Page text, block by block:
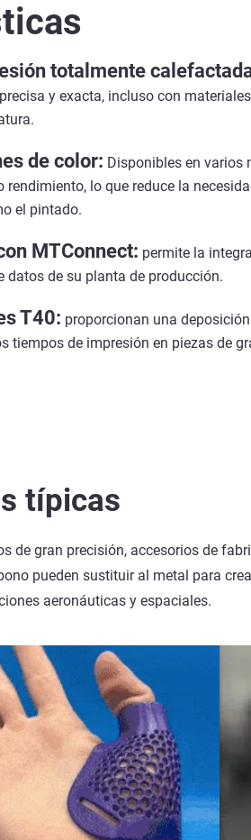
totalmente
y exacta, incluso con
de color: Disponibles en varios
rendimiento, lo que reduce la
el pintado.
MTConnect: permite la
datos de su planta de producción.
T40: proporcionan una
tiempos de impresión en piezas de
típicas
de gran precisión, accesorios de
pueden sustituir al metal para
aeronáuticas y espaciales.